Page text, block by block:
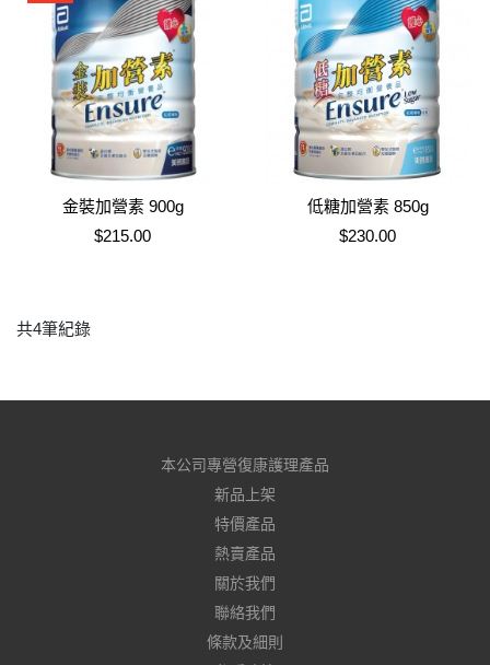
金裝加營素 900g
售價
$215.00
低糖加營素 850g
售價
$230.00
共4筆紀錄
本公司專營復康護理產品
新品上架
特價產品
熱賣產品
關於我們
聯絡我們
條款及細則